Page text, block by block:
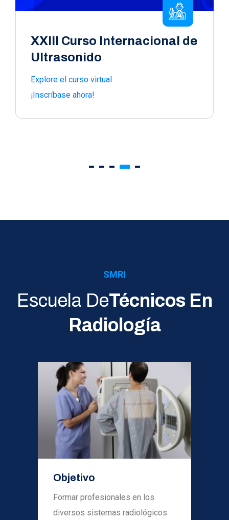
XXIII Curso Internacional de
Ultrasonido
Explore el curso virtual
¡Inscríbase ahora!
SMRI
Escuela DeTécnicos En
Radiología
Objetivo
Formar profesionales en los
diversos sistemas radiológicos